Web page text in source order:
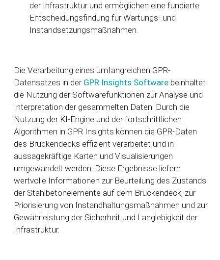
der Infrastruktur und ermöglichen eine fundierte
Entscheidungsfindung für Wartungs- und
Instandsetzungsmaßnahmen.
Die Verarbeitung eines umfangreichen GPR-
Datensatzes in der GPR Insights Software beinhaltet
die Nutzung der Softwarefunktionen zur Analyse und
Interpretation der gesammelten Daten. Durch die
Nutzung der KI-Engine und der fortschrittlichen
Algorithmen in GPR Insights können die GPR-Daten
des Brückendecks effizient verarbeitet und in
aussagekräftige Karten und Visualisierungen
umgewandelt werden. Diese Ergebnisse liefern
wertvolle Informationen zur Beurteilung des Zustands
der Stahlbetonelemente auf dem Brückendeck, zur
Priorisierung von Instandhaltungsmaßnahmen und zur
Gewährleistung der Sicherheit und Langlebigkeit der
Infrastruktur.